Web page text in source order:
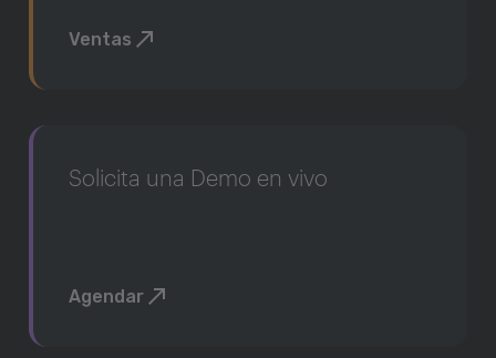
Ventas
Solicita una Demo en vivo
Agendar